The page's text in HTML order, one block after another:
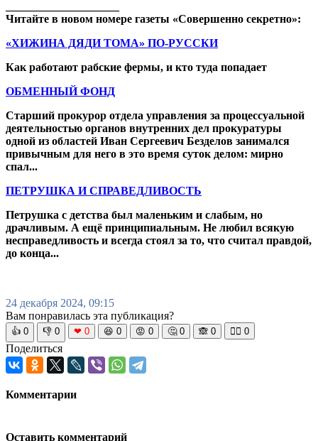
Читайте в новом номере газеты «Совершенно секретно»:
«ХИЖИНА ДЯДИ ТОМА» ПО-РУССКИ
Как работают рабские фермы, и кто туда попадает
ОБМЕННЫЙ ФОНД
Старший прокурор отдела управления за процессуальной
деятельностью органов внутренних дел прокуратуры
одной из областей Иван Сергеевич Безделов занимался
привычным для него в это время суток делом: мирно
спал...
ПЕТРУШКА И СПРАВЕДЛИВОСТЬ
Петрушка с детства был маленьким и слабым, но
драчливым. А ещё принципиальным. Не любил всякую
несправедливость и всегда стоял за то, что считал правдой,
до конца...
24 декабря 2024, 09:15
Вам понравилась эта публикация?
👍 0 👎 0 ❤ 0 😆 0 😡 0 🤔 0 🙈 0 🧘‍♀️ 0
Поделиться
Комментарии
Оставить комментарий